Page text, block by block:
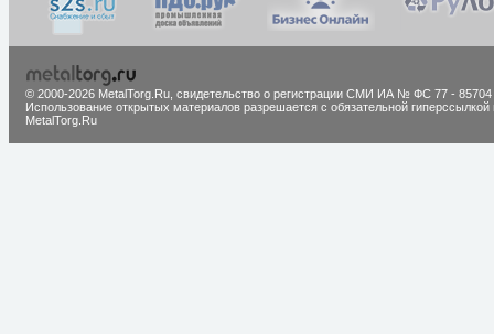
© 2000-2026 MetalTorg.Ru, cвидетельство о регистрации СМИ ИА № ФС 77 - 85704
Использование открытых материалов разрешается с обязательной гиперссылкой
MetalTorg.Ru